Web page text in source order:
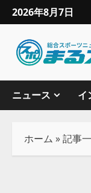
2026年8月7日
ニュース イ
ホーム »記事